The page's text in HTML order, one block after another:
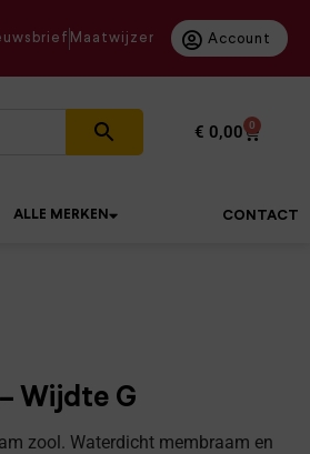
Maatwijzer Account
€ 0,00 0
ALLE MERKEN CONTACT
Wijdte G
zool. Waterdicht membraam en